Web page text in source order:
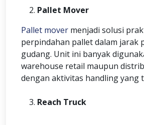
Pallet Mover
Pallet mover menjadi solusi
perpindahan pallet dalam jarak
gudang. Unit ini banyak
warehouse retail maupun
dengan aktivitas handling yang
Reach Truck